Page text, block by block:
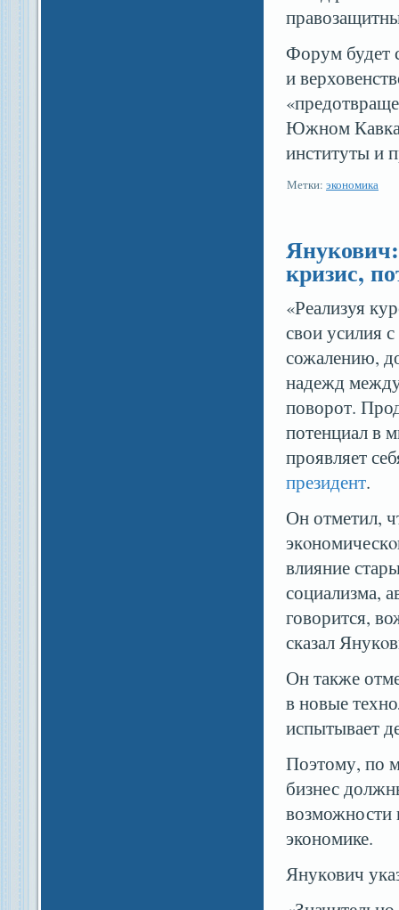
Форум будет
и
Южном
институты и
Метки: экономика
кризис,
«Реализуя
свои усилия
сожалению,
надежд
поворот.
потенциал в
проявляет
президент.
Он отметил,
влияние
социализма,
говорится,
сказал
Он также
в новые
испытывает
Поэтому, по
бизнес
возможности
экономике.
Янукοвич